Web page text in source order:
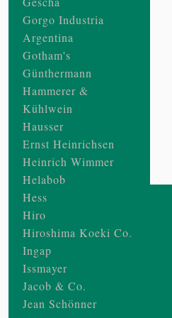
Gorgo Industria
Argentina
Gotham's
Günthermann
Hammerer &
Kühlwein
Hausser
Ernst Heinrichsen
Heinrich Wimmer
Helabob
Hess
Hiro
Hiroshima Koeki Co.
Ingap
Issmayer
Jacob & Co.
Jean Schönner
14.0 x 5.0 x 47.5 cm